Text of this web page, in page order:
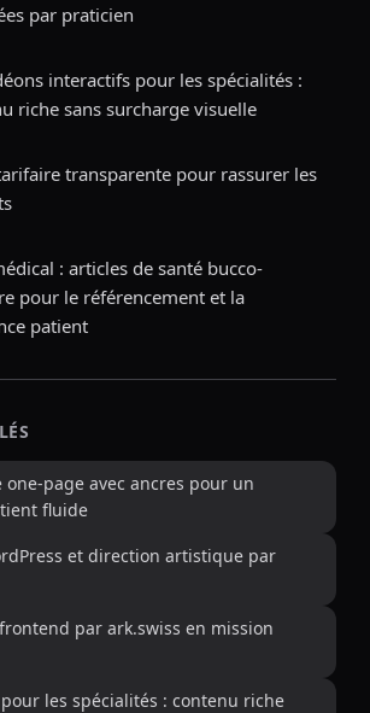
par praticien
interactifs pour les spécialités :
riche sans surcharge visuelle
transparente pour rassurer les
: articles de santé bucco-
pour le référencement et la
patient
page avec ancres pour un
fluide
et direction artistique par
par ark.swiss en mission
les spécialités : contenu riche